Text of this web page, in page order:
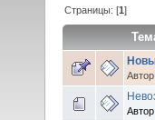
Страницы: [1]
Автор
Автор